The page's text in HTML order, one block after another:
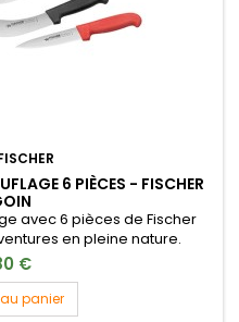
6 PIÈCES - FISCHER
avec 6 pièces de Fischer
en pleine nature.
€
panier